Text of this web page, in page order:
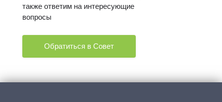
также ответим на интересующие
вопросы
Обратиться в Совет